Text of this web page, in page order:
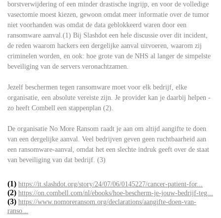
borstverwijdering of een minder drastische ingrijp, en voor de volledige
vasectomie moest kiezen, gewoon omdat meer informatie over de tumor
niet voorhanden was omdat de data geblokkeerd waren door een
ransomware aanval.(1) Bij Slashdot een hele discussie over dit incident,
de reden waarom hackers een dergelijke aanval uitvoeren, waarom zij
criminelen worden, en ook: hoe grote van de NHS al langer de simpelste
beveiliging van de servers veronachtzamen.
Jezelf beschermen tegen ransomware moet voor elk bedrijf, elke
organisatie, een absolute vereiste zijn. Je provider kan je daarbij helpen -
zo heeft Combell een stappenplan (2).
De organisatie No More Ransom raadt je aan om altijd aangifte te doen
van een dergelijke aanval. Veel bedrijven geven geen ruchtbaarheid aan
een ransomware-aanval, omdat het een slechte indruk geeft over de staat
van beveiliging van dat bedrijf. (3)
(1) https://it.slashdot.org/story/24/07/06/0145227/cancer-patient-for...
(2) https://on.combell.com/nl/ebooks/hoe-bescherm-je-jouw-bedrijf-teg...
(3) https://www.nomoreransom.org/declarations/aangifte-doen-van-
ranso...